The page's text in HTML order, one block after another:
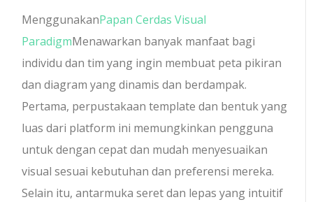
MenggunakanPapan Cerdas Visual
ParadigmMenawarkan banyak manfaat bagi
individu dan tim yang ingin membuat peta pikiran
dan diagram yang dinamis dan berdampak.
Pertama, perpustakaan template dan bentuk yang
luas dari platform ini memungkinkan pengguna
untuk dengan cepat dan mudah menyesuaikan
visual sesuai kebutuhan dan preferensi mereka.
Selain itu, antarmuka seret dan lepas yang intuitif